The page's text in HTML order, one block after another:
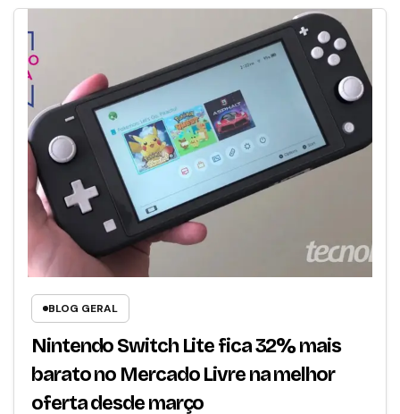
BLOG GERAL
Nintendo Switch Lite fica 32% mais
barato no Mercado Livre na melhor
oferta desde março